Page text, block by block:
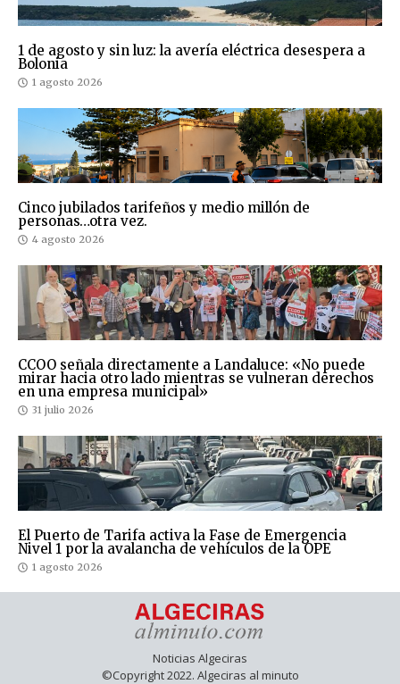
1 de agosto y sin luz: la avería eléctrica desespera a
Bolonia
1 agosto 2026
Cinco jubilados tarifeños y medio millón de
personas…otra vez.
4 agosto 2026
CCOO señala directamente a Landaluce: «No puede
mirar hacia otro lado mientras se vulneran derechos
en una empresa municipal»
31 julio 2026
El Puerto de Tarifa activa la Fase de Emergencia
Nivel 1 por la avalancha de vehículos de la OPE
1 agosto 2026
Noticias Algeciras
©Copyright 2022. Algeciras al minuto